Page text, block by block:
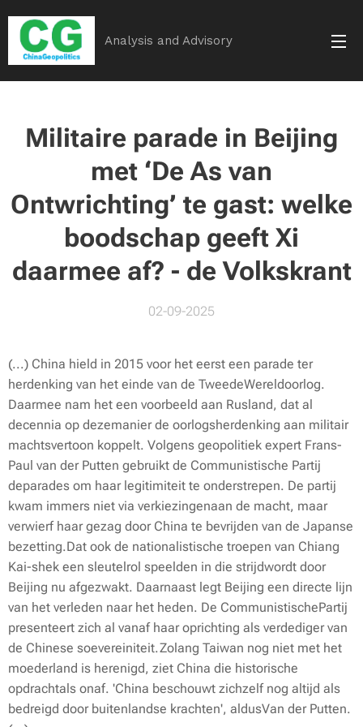
Analysis and Advisory
Militaire parade in Beijing
met ‘De As van
Ontwrichting’ te gast: welke
boodschap geeft Xi
daarmee af? - de Volkskrant
02-09-2025
(...) China hield in 2015 voor het eerst een parade ter
herdenking van het einde van de TweedeWereldoorlog.
Daarmee nam het een voorbeeld aan Rusland, dat al
decennia op dezemanier de oorlogsherdenking aan militair
machtsvertoon koppelt. Volgens geopolitiek expert Frans-
Paul van der Putten gebruikt de Communistische Partij
deparades om haar legitimiteit te onderstrepen. De partij
kwam immers niet via verkiezingenaan de macht, maar
verwierf haar gezag door China te bevrijden van de Japanse
bezetting.Dat ook de nationalistische troepen van Chiang
Kai-shek een sleutelrol speelden in die strijdwordt door
Beijing nu afgezwakt. Daarnaast legt Beijing een directe lijn
van het verleden naar het heden. De CommunistischePartij
presenteert zich al vanaf haar oprichting als verdediger van
de Chinese soevereiniteit.Zolang Taiwan nog niet met het
moederland is herenigd, ziet China die historische
opdrachtals onaf. 'China beschouwt zichzelf nog altijd als
bedreigd door buitenlandse krachten', aldusVan der Putten.